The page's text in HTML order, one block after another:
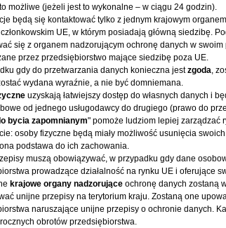
możliwe (jeżeli jest to wykonalne – w ciągu 24 godzin).
będą się kontaktować tylko z jednym krajowym
UE, w którym posiadają główną siedzibę.
się z organem nadzorującym ochronę danych w
przez przedsiębiorstwo mające siedzibę poza UE.
gdy do przetwarzania danych konieczna jestzgoda,
wydana wyraźnie, a nie być domniemana.
uzyskają łatwiejszy dostęp do własnych danych i
od jednego usługodawcy do drugiego (prawo do
bycia zapomnianym" pomoże ludziom lepiej zarządzać
osoby fizyczne będą miały możliwość usunięcia
podstawa do ich zachowania.
muszą obowiązywać, w przypadku gdy dane
prowadzące działalność na rynku UE i oferujące
krajowe organy nadzorująceochronę danych zostaną
unijne przepisy na terytorium kraju. Zostaną one
naruszające unijne przepisy o ochronie danych.
rocznych obrotów przedsiębiorstwa.